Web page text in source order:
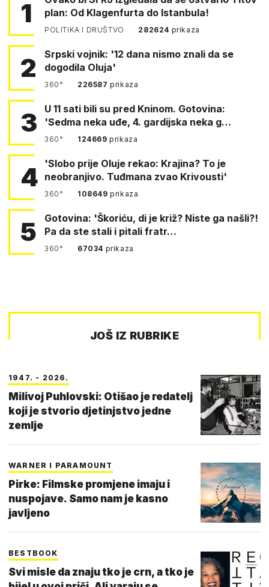
1
plan: Od Klagenfurta do Istanbula!
POLITIKA I DRUŠTVO 282624 prikaza
2
Srpski vojnik: '12 dana nismo znali da se
dogodila Oluja'
360° 226587prikaza
3
U 11 sati bili su pred Kninom. Gotovina:
'Sedma neka uđe, 4. gardijska neka g…
360° 124669prikaza
4
'Slobo prije Oluje rekao: Krajina? To je
neobranjivo. Tuđmana zvao Krivousti'
360° 108649prikaza
5
Gotovina: 'Škoriću, di je križ? Niste ga našli?!
Pa da ste stali i pitali fratr…
360° 67034 prikaza
JOŠ IZ RUBRIKE
1947. - 2026.
Milivoj Puhlovski: Otišao je redatelj
koji je stvorio djetinjstvo jedne
zemlje
WARNER I PARAMOUNT
Pirke: Filmske promjene imaju i
nuspojave. Samo nam je kasno
javljeno
BESTBOOK
Svi misle da znaju tko je crn, a tko je